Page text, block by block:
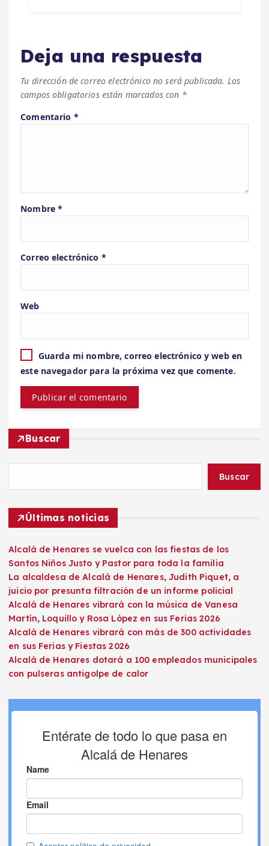
Deja una respuesta
Tu dirección de correo electrónico no será publicada. Los
campos obligatorios están marcados con *
Comentario *
Nombre*
Correo electrónico *
Web
Guarda mi nombre, correo electrónico y web en
este navegador para la próxima vez que comente.
Buscar
Buscar
Últimas noticias
Alcalá de Henares se vuelca con las fiestas de los
Santos Niños Justo y Pastor para toda la familia
La alcaldesa de Alcalá de Henares, Judith Piquet, a
juicio por presunta filtración de un informe policial
Alcalá de Henares vibrará con la música de Vanesa
Martín, Loquillo y Rosa López en sus Ferias 2026
Alcalá de Henares vibrará con más de 300 actividades
en sus Ferias y Fiestas 2026
Alcalá de Henares dotará a 100 empleados municipales
con pulseras antigolpe de calor